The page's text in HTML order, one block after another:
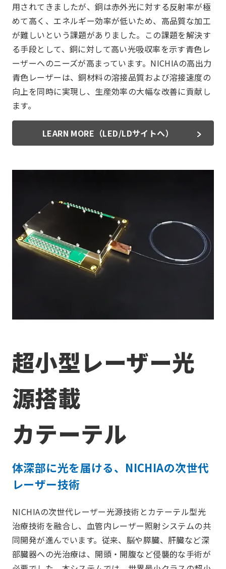
用されてきましたが、銅は赤外光に対する反射率が極
めて高く、エネルギー効率が低いため、高品質な加工
が難しいという課題がありました。この課題を解決す
る手段として、銅に対して高い光吸収率を示す青色レ
ーザーへのニーズが高まっています。NICHIAの高出力
青色レーザーは、銅材料の溶接品質および溶接速度の
向上を同時に実現し、生産効率の大幅な改善に貢献し
ます。
LEARN MORE（LED/LDサイトへ）
超小型レーザー光
源搭載
カテーテル
体深部に光を届ける、NICHIAの次世代
レーザー技術
NICHIAの次世代レーザー光源技術とカテーテル型光
治療技術を融合し、血管内レーザー照射システムの共
同開発が進んでいます。従来、脳や膵臓、肝臓など深
部臓器への光治療は、開頭・開腹など侵襲的な手術が